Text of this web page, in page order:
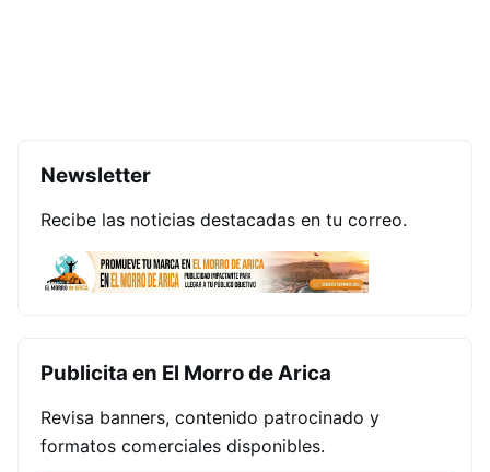
Newsletter
Recibe las noticias destacadas en tu correo.
Publicita en El Morro de Arica
Revisa banners, contenido patrocinado y
formatos comerciales disponibles.